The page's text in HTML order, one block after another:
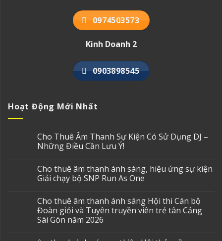
0974503573
Kinh Doanh 2
0903898545
Hoạt Động Mới Nhất
Cho Thuê Âm Thanh Sự Kiện Có Sử Dụng DJ –
Những Điều Cần Lưu Ý!
Cho thuê âm thanh ánh sáng, hiệu ứng sự kiện
Giải chạy bộ SNP Run As One
Cho thuê âm thanh ánh sáng Hội thi Cán bộ
Đoàn giỏi và Tuyên truyền viên trẻ tân Cảng
Sài Gòn năm 2026